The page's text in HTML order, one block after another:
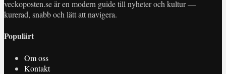
veckoposten.se är en modern guide till nyheter och kultur —
kurerad, snabb och lätt att navigera.
Populärt
Om oss
Kontakt